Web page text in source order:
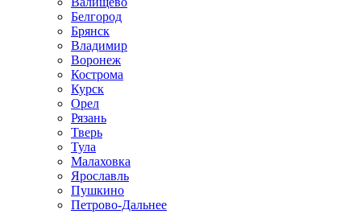
Белгород
Брянск
Владимир
Воронеж
Кострома
Курск
Орел
Рязань
Тверь
Тула
Малаховка
Ярославль
Пушкино
Петрово-Дальнее